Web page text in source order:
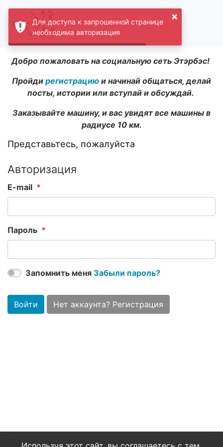
Добро пожаловать на социальную сеть Этэрбэс!
Пройди регистрацию и начинай общаться, делай
посты, истории или вступай и обсуждай.
Заказывайте машину, и вас увидят все машины в
радиусе 10 км.
Представьтесь, пожалуйста
Авторизация
E-mail
Пароль
Запомнить меня Забыли пароль?
Войти Нет аккаунта? Регистрация
×
Для доступа к запрошенной странице
необходима авторизация